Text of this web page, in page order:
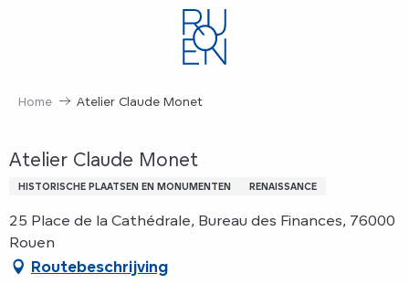
Home Atelier Claude Monet
Atelier Claude Monet
HISTORISCHE PLAATSEN EN MONUMENTEN RENAISSANCE
25 Place de la Cathédrale, Bureau des Finances, 76000
Rouen
Routebeschrijving